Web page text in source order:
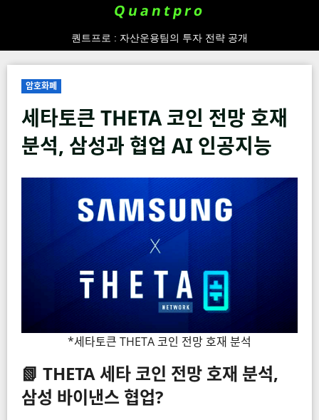
Quantpro
퀀트프로 : 자산운용팀의 투자 전략 공개
암호화폐
세타토큰 THETA 코인 전망 호재
분석, 삼성과 협업 AI 인공지능
*세타토큰 THETA 코인 전망 호재 분석
📗 THETA 세타 코인 전망 호재 분석,
삼성 바이낸스 협업?